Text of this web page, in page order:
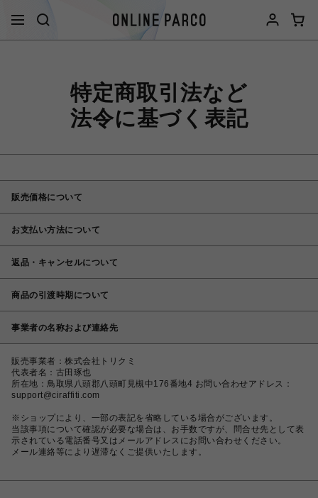
特定商取引法など
法令に基づく表記
販売価格について
お支払い方法について
返品・キャンセルについて
商品の引渡時期について
事業者の名称および連絡先
販売事業者：株式会社トリクミ
代表者名：古田琢也
所在地：鳥取県八頭郡八頭町見槻中176番地4 お問い合わせアドレス：
support@ciraffiti.com
※ショップにより、一部の表記を省略している場合がございます。
当該事項について確認が必要な場合は、お手数ですが、問合せ先として表
示されている電話番号又はメールアドレスにお問い合わせください。
メール連絡等により遅滞なくご提供いたします。